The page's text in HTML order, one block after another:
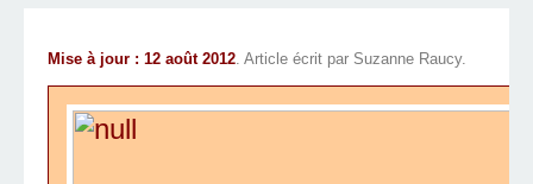
Mise à jour : 12 août 2012. Article écrit par Suzanne Raucy.